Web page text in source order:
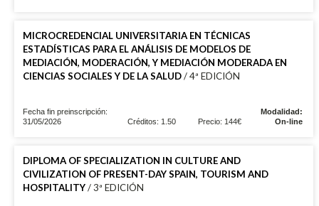
MICROCREDENCIAL UNIVERSITARIA EN TÉCNICAS
ESTADÍSTICAS PARA EL ANÁLISIS DE MODELOS DE
MEDIACIÓN, MODERACIÓN, Y MEDIACIÓN MODERADA EN
CIENCIAS SOCIALES Y DE LA SALUD/ 4ª EDICIÓN
Fecha fin preinscripción:
31/05/2026
Créditos: 1.50 Precio: 144€
Modalidad:
On-line
DIPLOMA OF SPECIALIZATION IN CULTURE AND
CIVILIZATION OF PRESENT-DAY SPAIN, TOURISM AND
HOSPITALITY/ 3ª EDICIÓN